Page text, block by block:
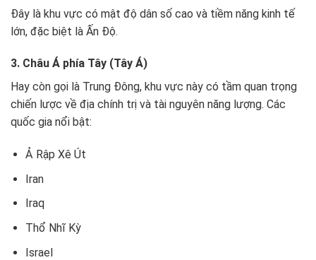
Đây là khu vực có mật độ dân số cao và tiềm năng kinh tế
lớn, đặc biệt là Ấn Độ.
3. Châu Á phía Tây (Tây Á)
Hay còn gọi là Trung Đông, khu vực này có tầm quan trọng
chiến lược về địa chính trị và tài nguyên năng lượng. Các
quốc gia nổi bật:
Ả Rập Xê Út
Iran
Iraq
Thổ Nhĩ Kỳ
Israel